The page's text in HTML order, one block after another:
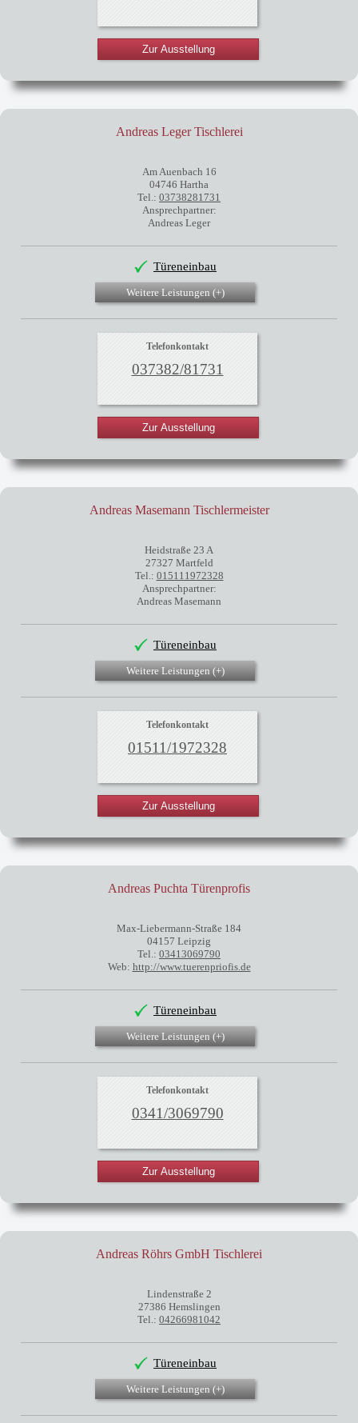
Zur Ausstellung
Andreas Leger Tischlerei
Am Auenbach 16
04746 Hartha
Tel.: 03738281731
Ansprechpartner:
Andreas Leger
Türeneinbau
Weitere Leistungen (+)
Telefonkontakt
037382/81731
Zur Ausstellung
Andreas Masemann Tischlermeister
Heidstraße 23 A
27327 Martfeld
Tel.: 015111972328
Ansprechpartner:
Andreas Masemann
Türeneinbau
Weitere Leistungen (+)
Telefonkontakt
01511/1972328
Zur Ausstellung
Andreas Puchta Türenprofis
Max-Liebermann-Straße 184
04157 Leipzig
Tel.: 03413069790
Web: http://www.tuerenpriofis.de
Türeneinbau
Weitere Leistungen (+)
Telefonkontakt
0341/3069790
Zur Ausstellung
Andreas Röhrs GmbH Tischlerei
Lindenstraße 2
27386 Hemslingen
Tel.: 04266981042
Türeneinbau
Weitere Leistungen (+)